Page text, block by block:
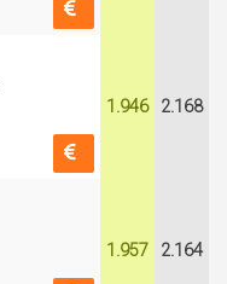
1.946 2.168
1.957 2.164